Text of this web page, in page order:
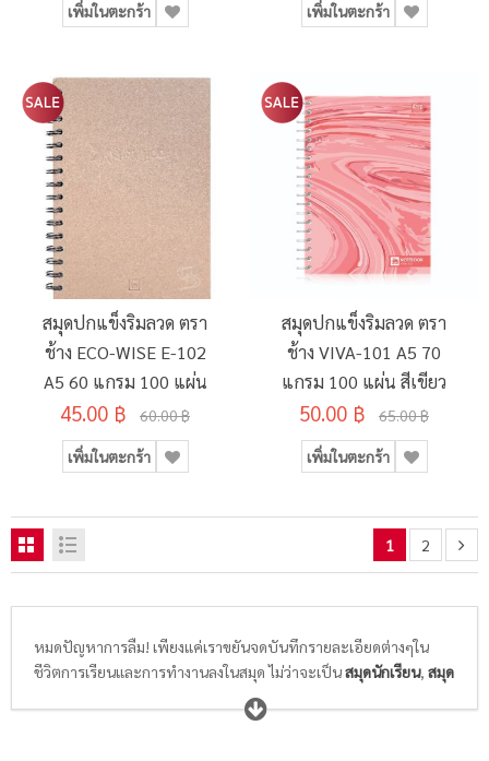
เพิ่มในตะกร้า เพิ่มในตะกร้า
สมุดปกแข็งริมลวด ตรา
ช้าง ECO-WISE E-102
A5 60 แกรม 100 แผ่น
45.00 ฿ 60.00 ฿
เพิ่มในตะกร้า
สมุดปกแข็งริมลวด ตรา
ช้าง VIVA-101 A5 70
แกรม 100 แผ่น สีเขียว
50.00 ฿ 65.00 ฿
เพิ่มในตะกร้า
1 2
หมดปัญหาการลืม! เพียงแค่เราขยันจดบันทึกรายละเอียดต่างๆใน
ชีวิตการเรียนและการทำงานลงในสมุด ไม่ว่าจะเป็นสมุดนักเรียน, สมุด
สมุดบันทึก
เขียนรายละเอียดของสิ่งที่สำคัญหรือวาดภาพของสิ่งที่ต้องการจดจำ